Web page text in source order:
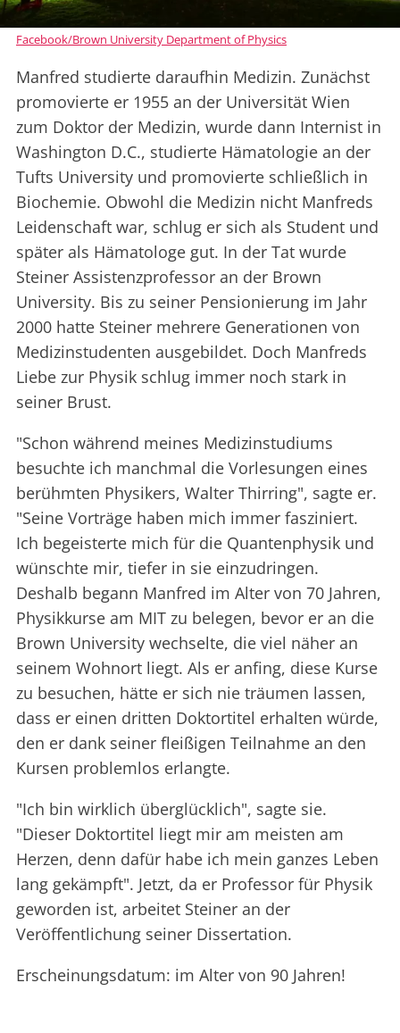
Facebook/Brown University Department of Physics
Manfred studierte daraufhin Medizin. Zunächst
promovierte er 1955 an der Universität Wien
zum Doktor der Medizin, wurde dann Internist in
Washington D.C., studierte Hämatologie an der
Tufts University und promovierte schließlich in
Biochemie. Obwohl die Medizin nicht Manfreds
Leidenschaft war, schlug er sich als Student und
später als Hämatologe gut. In der Tat wurde
Steiner Assistenzprofessor an der Brown
University. Bis zu seiner Pensionierung im Jahr
2000 hatte Steiner mehrere Generationen von
Medizinstudenten ausgebildet. Doch Manfreds
Liebe zur Physik schlug immer noch stark in
seiner Brust.
"Schon während meines Medizinstudiums
besuchte ich manchmal die Vorlesungen eines
berühmten Physikers, Walter Thirring", sagte er.
"Seine Vorträge haben mich immer fasziniert.
Ich begeisterte mich für die Quantenphysik und
wünschte mir, tiefer in sie einzudringen.
Deshalb begann Manfred im Alter von 70 Jahren,
Physikkurse am MIT zu belegen, bevor er an die
Brown University wechselte, die viel näher an
seinem Wohnort liegt. Als er anfing, diese Kurse
zu besuchen, hätte er sich nie träumen lassen,
dass er einen dritten Doktortitel erhalten würde,
den er dank seiner fleißigen Teilnahme an den
Kursen problemlos erlangte.
"Ich bin wirklich überglücklich", sagte sie.
"Dieser Doktortitel liegt mir am meisten am
Herzen, denn dafür habe ich mein ganzes Leben
lang gekämpft". Jetzt, da er Professor für Physik
geworden ist, arbeitet Steiner an der
Veröffentlichung seiner Dissertation.
Erscheinungsdatum: im Alter von 90 Jahren!